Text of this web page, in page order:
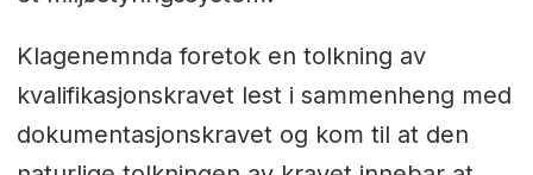
Klagenemnda foretok en tolkning av
kvalifikasjonskravet lest i sammenheng med
dokumentasjonskravet og kom til at den